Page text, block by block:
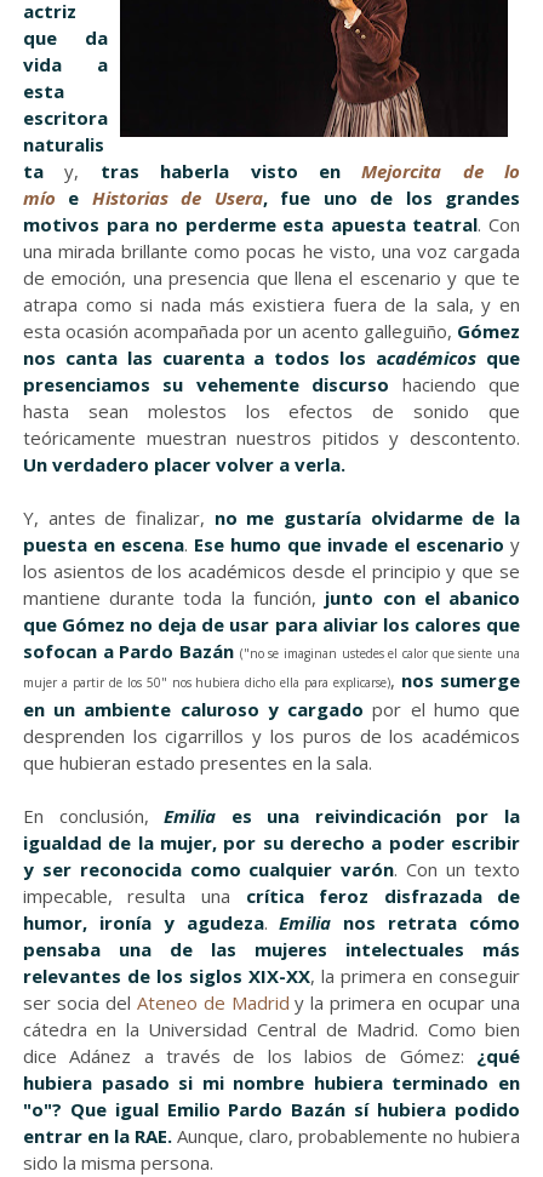
actriz
que da
vida a
esta
escritora
naturalis
tay, tras haberla visto enMejorcita de lo
mío e Historias de Usera, fue uno de los grandes
motivos para no perderme esta apuesta teatral. Con
una mirada brillante como pocas he visto, una voz cargada
de emoción, una presencia que llena el escenario y que te
atrapa como si nada más existiera fuera de la sala, y en
esta ocasión acompañada por un acento galleguiño, Gómez
nos canta las cuarenta a todos los académicos que
presenciamos su vehemente discurso haciendo que
hasta sean molestos los efectos de sonido que
teóricamente muestran nuestros pitidos y descontento.
Un verdadero placer volver a verla.
Y, antes de finalizar, no me gustaría olvidarme de la
puesta en escena. Ese humo que invade el escenario y
los asientos de los académicos desde el principio y que se
mantiene durante toda la función, junto con el abanico
que Gómez no deja de usar para aliviar los calores que
sofocan a Pardo Bazán ("no se imaginan ustedes el calor que siente una
mujer a partir de los 50" nos hubiera dicho ella para explicarse), nos sumerge
en un ambiente caluroso y cargado por el humo que
desprenden los cigarrillos y los puros de los académicos
que hubieran estado presentes en la sala.
En conclusión,Emilia es una reivindicación por la
igualdad de la mujer, por su derecho a poder escribir
y ser reconocida como cualquier varón. Con un texto
impecable, resulta una crítica feroz disfrazada de
humor, ironía y agudeza.Emilia nos retrata cómo
pensaba una de las mujeres intelectuales más
relevantes de los siglos XIX-XX, la primera en conseguir
ser socia del Ateneo de Madrid y la primera en ocupar una
cátedra en la Universidad Central de Madrid. Como bien
dice Adánez a través de los labios de Gómez: ¿qué
hubiera pasado si mi nombre hubiera terminado en
"o"? Que igual Emilio Pardo Bazán sí hubiera podido
entrar en la RAE.Aunque, claro, probablemente no hubiera
sido la misma persona.